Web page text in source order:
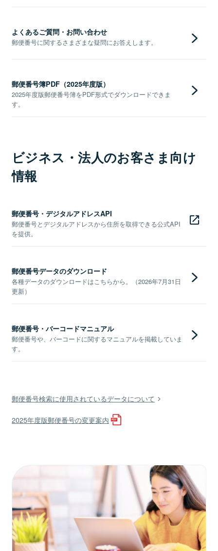
よくあるご質問・お問い合わせ
郵便番号に関するさまざまな疑問にお答えします。
郵便番号簿PDF（2025年度版）
2025年度版郵便番号簿をPDF形式でダウンロードできま
す。
ビジネス・法人のお客さま向け
情報
郵便番号・デジタルアドレスAPI
郵便番号とデジタルアドレスから住所を取得できる公式API
を提供。
郵便番号データのダウンロード
各種データのダウンロードはこちらから。（2026年7月31日
更新）
郵便番号・バーコードマニュアル
郵便番号や、バーコードに関するマニュアルを掲載していま
す。
郵便番号検索に使用されているデータについて
2025年度版郵便番号の変更案内